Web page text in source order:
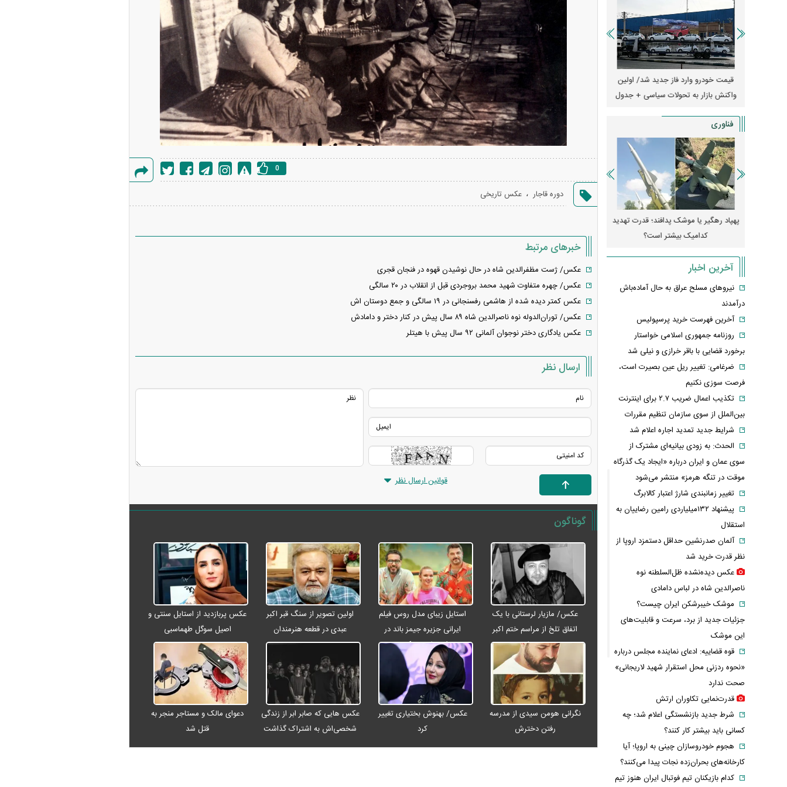
گزارش
0
دوره قاجار ، عکس تاریخی
خبرهای مرتبط
عکس/ ژست مظفرالدین شاه در حال نوشیدن قهوه در فنجان قجری
عکس/ چهره متفاوت شهید محمد بروجردی قبل از انقلاب در ۲۰ سالگی
عکس کمتر دیده شده از هاشمی رفسنجانی در ۱۹ سالگی و جمع دوستان اش
عکس/ توران‌الدوله نوه ناصرالدین شاه ۸۹ سال پیش در کنار دختر و دامادش
عکس یادگاری دختر نوجوان آلمانی ۹۲ سال پیش با هیتلر
ارسال نظر
قوانین ارسال نظر
گوناگون
عکس/ مازیار لرستانی با یک
اتفاق تلخ از مراسم ختم اکبر
عبدی رفت
استایل زیبای مدل روس فیلم
ایرانی جزیره جیمز باند در
اصفهان + عکس
اولین تصویر از سنگ قبر اکبر
عبدی در قطعه هنرمندان
عکس پربازدید از استایل سنتی و
اصیل سوگل طهماسبی
نگرانی هومن سیدی از مدرسه
رفتن دخترش
عکس/ بهنوش بختیاری تغییر
کرد
عکس هایی که صابر ابر از زندگی
شخصی‌اش به اشتراک گذاشت
دعوای مالک و مستاجر منجر به
قتل شد
قیمت خودرو وارد فاز جدید شد/ اولین
واکنش بازار به تحولات سیاسی + جدول
هجوم خودروسازان چینی به اروپا؛ آیا
کارخانه‌های بحران‌زده نجات پیدا می‌کنند؟
واردات خودرو از منطقه آزاد تهران؛ مناظره
داغی که بازار خودرو را تحت تأثیر قرار داد
فناوری
پهپاد رهگیر یا موشک پدافند؛ قدرت تهدید
کدامیک بیشتر است؟
میلی‌آمپرساعتی
رونمایی کرد
آخرین اخبار
نیروهای مسلح عراق به حال آماده‌باش
درآمدند
آخرین فهرست خرید پرسپولیس
روزنامه جمهوری اسلامی خواستار
برخورد قضایی با باقر خرازی و نیلی شد
ضرغامی: تغییر ریل عین بصیرت است،
فرصت سوزی نکنیم
تکذیب اعمال ضریب ۲.۷ برای اینترنت
بین‌الملل از سوی سازمان تنظیم مقررات
شرایط جدید تمدید اجاره اعلام شد
الحدث: به زودی بیانیه‌ای مشترک از
سوی عمان و ایران درباره «ایجاد یک گذرگاه
موقت در تنگه هرمز» منتشر می‌شود
تغییر زمانبندی‌ شارژ اعتبار کالابرگ
پیشنهاد ۱۳۲میلیاردی رامین رضاییان به
استقلال
آلمان صدرنشین حداقل دستمزد اروپا از
نظر قدرت خرید شد
عکس دیده‌نشده ظل‌السلطنه نوه
ناصرالدین شاه در لباس دامادی
موشک خیبرشکن ایران چیست؟
جزئیات جدید از برد، سرعت و قابلیت‌های
این موشک
قوه قضاییه: ادعای نماینده مجلس درباره
«نحوه ردزنی محل استقرار شهید لاریجانی»
صحت ندارد
قدرت‌نمایی تکاوران ارتش
شرط جدید بازنشستگی اعلام شد؛ چه
کسانی باید بیشتر کار کنند؟
هجوم خودروسازان چینی به اروپا؛ آیا
کارخانه‌های بحران‌زده نجات پیدا می‌کنند؟
کدام بازیکنان تیم فوتبال ایران هنوز تیم